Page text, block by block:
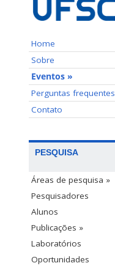
Home
Sobre
Eventos »
Perguntas frequentes
Contato
PESQUISA
Áreas de pesquisa »
Pesquisadores
Alunos
Publicações »
Laboratórios
Oportunidades